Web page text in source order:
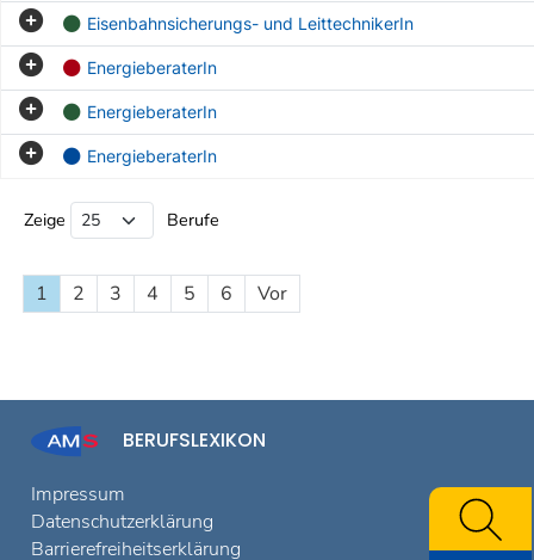
Eisenbahnsicherungs- und LeittechnikerIn
EnergieberaterIn
EnergieberaterIn
EnergieberaterIn
Zeige Berufe
1 2 3 4 5 6 Vor
BERUFSLEXIKON
Impressum
Datenschutzerklärung
Barrierefreiheitserklärung